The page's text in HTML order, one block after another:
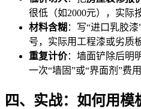
很低（如2000元），实际
材料含糊 ：写“进口乳胶
号，实际用工程漆或劣质
重复计价：墙面铲除后明
一次“墙固”或“界面剂”费用
四、实战：如何用模